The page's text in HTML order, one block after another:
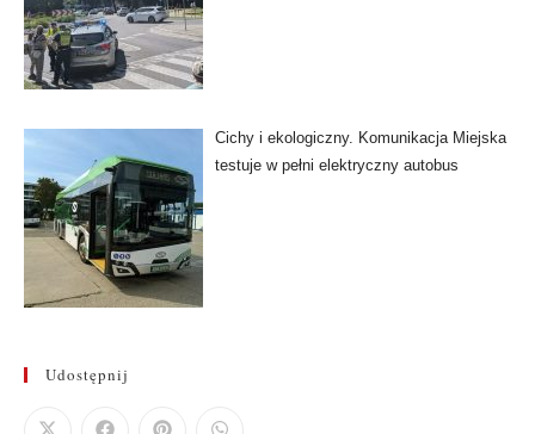
Cichy i ekologiczny. Komunikacja Miejska
testuje w pełni elektryczny autobus
Udostępnij